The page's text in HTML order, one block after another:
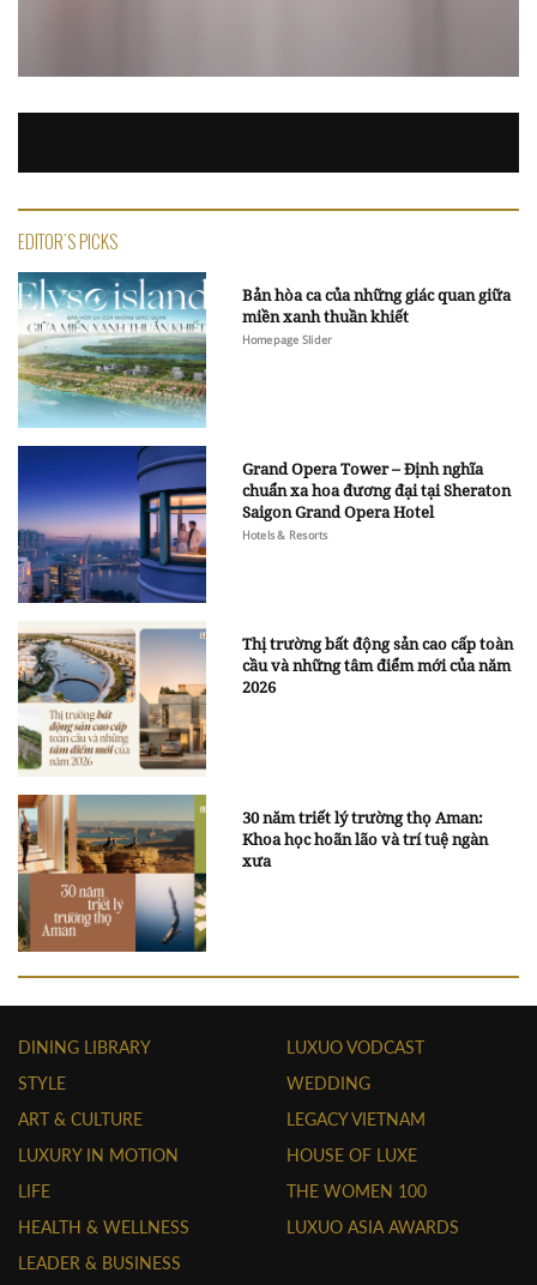
EDITOR'S PICKS
Bản hòa ca của những giác quan giữa
miền xanh thuần khiết
Homepage Slider
Grand Opera Tower – Định nghĩa
chuẩn xa hoa đương đại tại Sheraton
Saigon Grand Opera Hotel
Hotels & Resorts
Thị trường bất động sản cao cấp toàn
cầu và những tâm điểm mới của năm
2026
30 năm triết lý trường thọ Aman:
Khoa học hoãn lão và trí tuệ ngàn
xưa
DINING LIBRARY
STYLE
ART & CULTURE
LUXURY IN MOTION
LIFE
HEALTH & WELLNESS
LEADER & BUSINESS
LUXUO VODCAST
WEDDING
LEGACY VIETNAM
HOUSE OF LUXE
THE WOMEN 100
LUXUO ASIA AWARDS